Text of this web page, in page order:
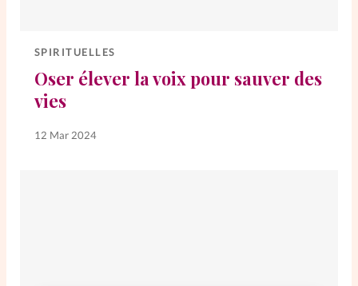
SPIRITUELLES
Oser élever la voix pour sauver des
vies
12 Mar 2024